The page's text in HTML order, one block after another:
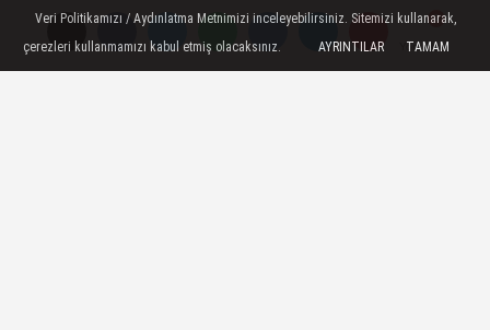
Yorumlar
Yorumlar
Güneydoğu Kariyer Fuarı'nda
yoğunluk yaşandı
Veri Politikamızı / Aydınlatma Metnimizi inceleyebilirsiniz. Sitemizi kullanarak,
çerezleri kullanmamızı kabul etmiş olacaksınız.
AYRINTILAR TAMAM